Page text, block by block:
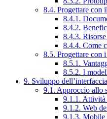
8.4. Progettare con
8.4.1.
8.4.2.
8.4.3.
8.4.4. Come
8.5. Progettare con
8.5.1.
8.5.2. I
9. Sviluppo dell’interfaccia
9.1. Approccio allo
9.1.1.
9.1.2. Web
9.1.3. Mobile